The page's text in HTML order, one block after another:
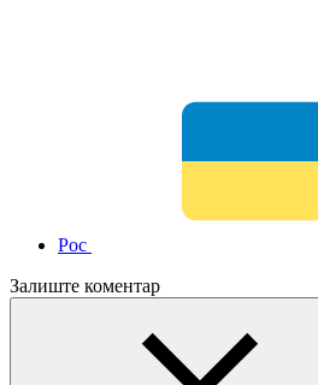
Рос
Залиште коментар